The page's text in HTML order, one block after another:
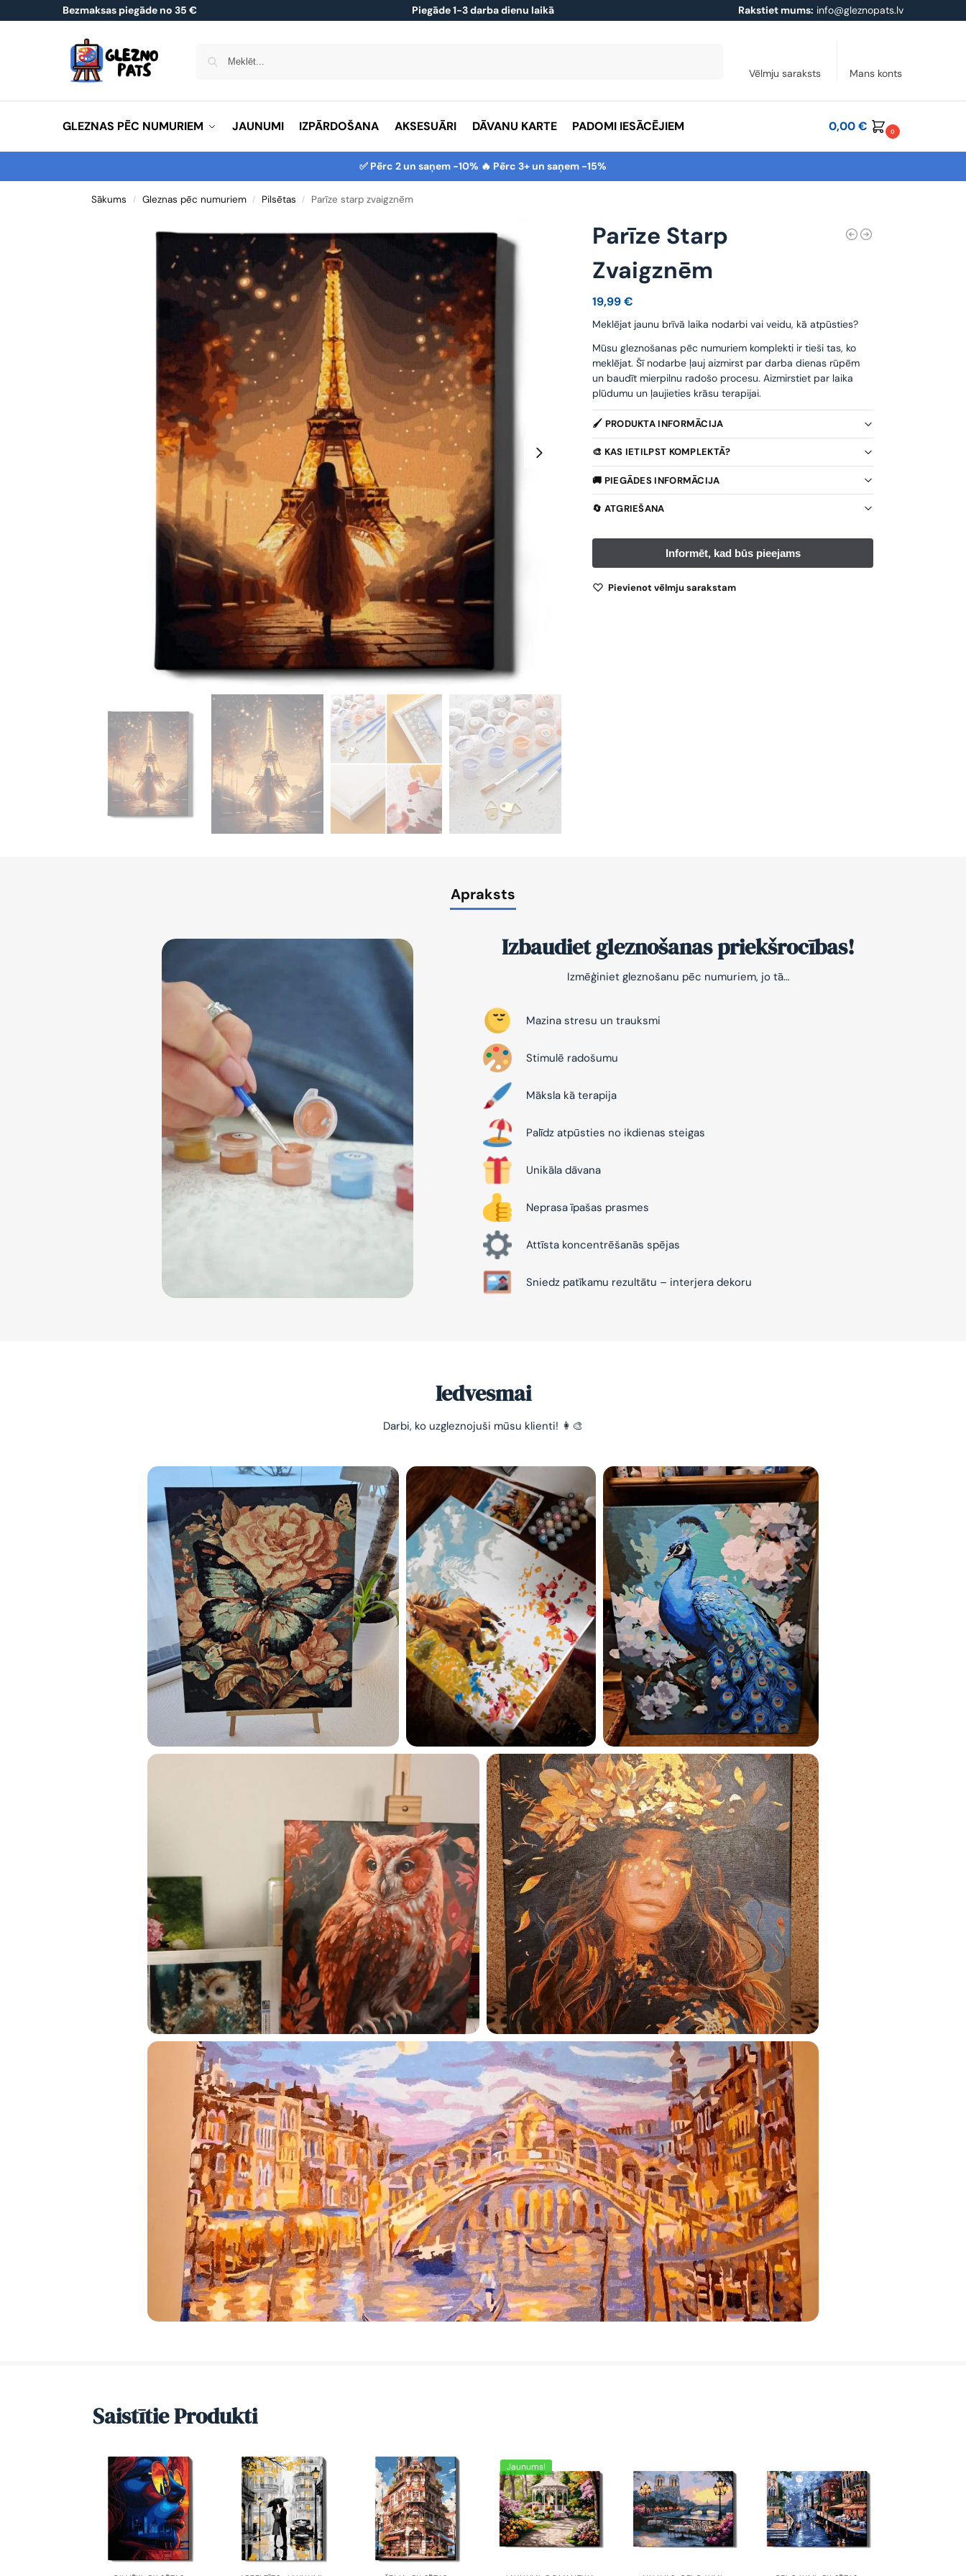
Bezmaksas piegāde no 35 € Piegāde 1-3 darba dienu laikā Rakstiet mums: info@gleznopats.lv
Vēlmju saraksts Mans konts
GLEZNAS PĒC NUMURIEM JAUNUMI IZPĀRDOŠANA AKSESUĀRI DĀVANU KARTE PADOMI IESĀCĒJIEM 0,00€ 0
✅ Pērc 2 un saņem -10% 🔥 Pērc 3+ un saņem -15%
Sākums / Gleznas pēc numuriem / Pilsētas / Parīze starp zvaigznēm
Parīze Starp
Zvaigznēm
19,99€
Meklējat jaunu brīvā laika nodarbi vai veidu, kā atpūsties?
Mūsu gleznošanas pēc numuriem komplekti ir tieši tas, ko
meklējat. Šī nodarbe ļauj aizmirst par darba dienas rūpēm
un baudīt mierpilnu radošo procesu. Aizmirstiet par laika
plūdumu un ļaujieties krāsu terapijai.
🖌️ PRODUKTA INFORMĀCIJA
🎨 KAS IETILPST KOMPLEKTĀ?
🚚 PIEGĀDES INFORMĀCIJA
🔄 ATGRIEŠANA
Pievienot vēlmju sarakstam
Apraksts
Izbaudiet gleznošanas priekšrocības!
Izmēģiniet gleznošanu pēc numuriem, jo tā…
Mazina stresu un trauksmi
Stimulē radošumu
Māksla kā terapija
Palīdz atpūsties no ikdienas steigas
Unikāla dāvana
Neprasa īpašas prasmes
Attīsta koncentrēšanās spējas
Sniedz patīkamu rezultātu – interjera dekoru
Iedvesmai
Darbi, ko uzgleznojuši mūsu klienti! 👩‍🎨
Saistītie Produkti
Jaunums!
-10% pirmajam
Vienkāršs veids, kā atslābināties un
nomierināt trauksmainās domas 😌
Esmu iepazinies ar GleznoPats.lv
privātuma politiku un piekrītu tai
GleznoPats.lvPrivātuma politika
SAŅEMT -10%